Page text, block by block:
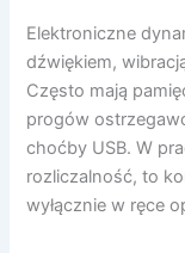
Elektroniczne
dźwiękiem,
Często mają
progów
choćby USB. W
rozliczalność, to
wyłącznie w ręce